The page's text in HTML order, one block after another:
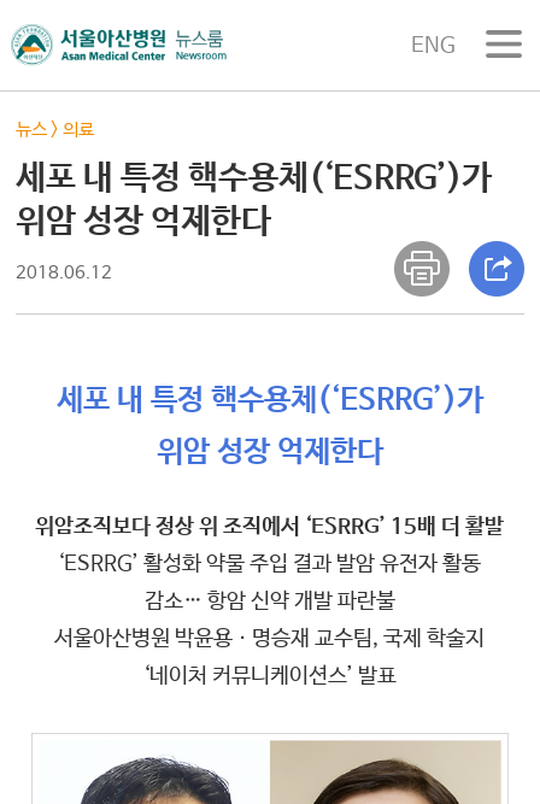
ENG
뉴스 >의료
세포 내 특정 핵수용체(‘ESRRG’)가
위암 성장 억제한다
2018.06.12
세포 내 특정 핵수용체(‘ESRRG’)가
위암 성장 억제한다
위암조직보다 정상 위 조직에서 ‘ESRRG’ 15배 더 활발
‘ESRRG’ 활성화 약물 주입 결과 발암 유전자 활동
감소… 항암 신약 개발 파란불
서울아산병원 박윤용ㆍ명승재 교수팀, 국제 학술지
‘네이처 커뮤니케이션스’ 발표